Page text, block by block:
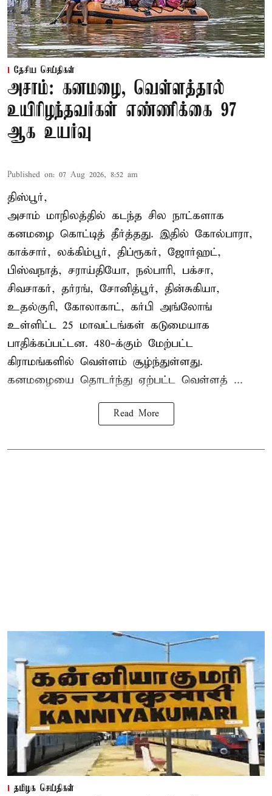
தேசிய செய்திகள்
அசாம்: கனமழை, வெள்ளத்தால்
உயிரிழந்தவர்கள் எண்ணிக்கை 97
ஆக உயர்வு
Published on: 07 Aug 2026, 8:52 am
திஸ்பூர்,
அசாம் மாநிலத்தில் கடந்த சில நாட்களாக
கனமழை கொட்டித் தீர்த்தது. இதில் கோல்பாரா,
காக்சார், லக்கிம்பூர், திப்ரூகர், ஜோர்ஹட்,
பிஸ்வநாத், சராய்தியோ, நல்பாரி, பக்சா,
சிவசாகர், தர்ரங், சோனித்பூர், தின்சுகியா,
உதல்குரி, கோலாகாட், கர்பி அங்லோங்
உள்ளிட்ட 25 மாவட்டங்கள் கடுமையாக
பாதிக்கப்பட்டன. 480-க்கும் மேற்பட்ட
கிராமங்களில் வெள்ளம் சூழ்ந்துள்ளது.
கனமழையை தொடர்ந்து ஏற்பட்ட வெள்ளத் ...
Read More
தமிழக செய்திகள்